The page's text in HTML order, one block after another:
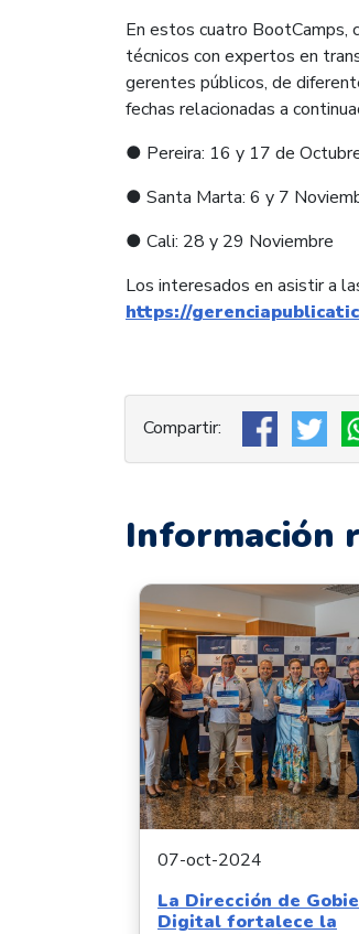
En estos cuatro BootCamps,
técnicos con expertos en
gerentes públicos, de
fechas relacionadas a
● Pereira: 16 y 17 de
● Santa Marta: 6 y 7
● Cali: 28 y 29 Noviembre
Los interesados en asistir a
https://
Información
07-oct-2024
La Dirección de
Digital fortalece la